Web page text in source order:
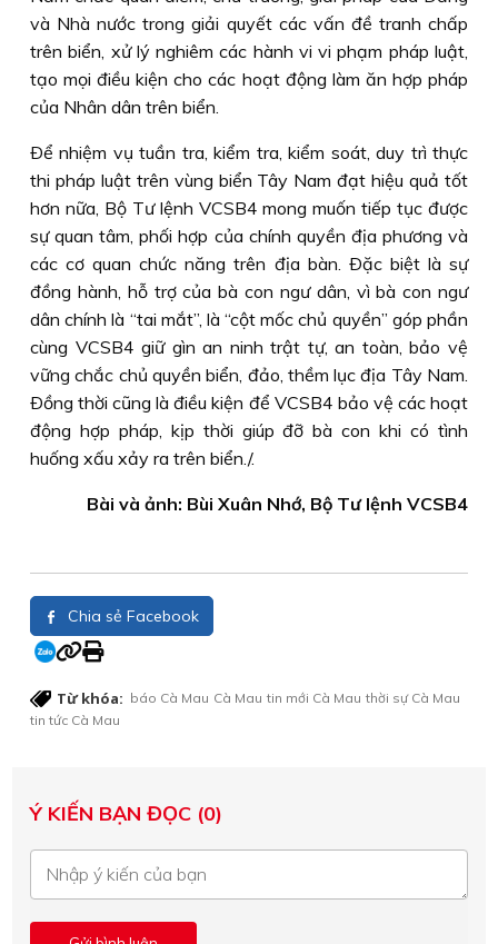
và Nhà nước trong giải quyết các vấn đề tranh chấp
trên biển, xử lý nghiêm các hành vi vi phạm pháp luật,
tạo mọi điều kiện cho các hoạt động làm ăn hợp pháp
của Nhân dân trên biển.
Ðể nhiệm vụ tuần tra, kiểm tra, kiểm soát, duy trì thực
thi pháp luật trên vùng biển Tây Nam đạt hiệu quả tốt
hơn nữa, Bộ Tư lệnh VCSB4 mong muốn tiếp tục được
sự quan tâm, phối hợp của chính quyền địa phương và
các cơ quan chức năng trên địa bàn. Ðặc biệt là sự
đồng hành, hỗ trợ của bà con ngư dân, vì bà con ngư
dân chính là “tai mắt”, là “cột mốc chủ quyền” góp phần
cùng VCSB4 giữ gìn an ninh trật tự, an toàn, bảo vệ
vững chắc chủ quyền biển, đảo, thềm lục địa Tây Nam.
Ðồng thời cũng là điều kiện để VCSB4 bảo vệ các hoạt
động hợp pháp, kịp thời giúp đỡ bà con khi có tình
huống xấu xảy ra trên biển./.
Bài và ảnh: Bùi Xuân Nhớ, Bộ Tư lệnh VCSB4
Chia sẻ Facebook
Từ khóa: báo Cà Mau Cà Mau tin mới Cà Mau thời sự Cà Mau
tin tức Cà Mau
Ý KIẾN BẠN ĐỌC (0)